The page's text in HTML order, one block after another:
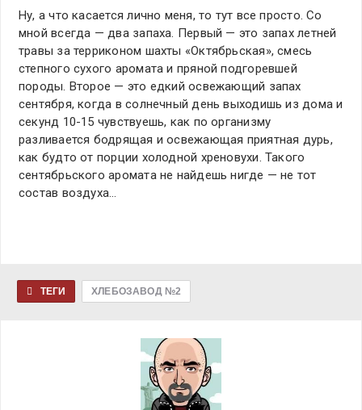
Ну, а что касается лично меня, то тут все просто. Со
мной всегда — два запаха. Первый — это запах летней
травы за терриконом шахты «Октябрьская», смесь
степного сухого аромата и пряной подгоревшей
породы. Второе — это едкий освежающий запах
сентября, когда в солнечный день выходишь из дома и
секунд 10-15 чувствуешь, как по организму
разливается бодрящая и освежающая приятная дурь,
как будто от порции холодной хреновухи. Такого
сентябрьского аромата не найдешь нигде — не тот
состав воздуха…
ТЕГИ ХЛЕБОЗАВОД №2